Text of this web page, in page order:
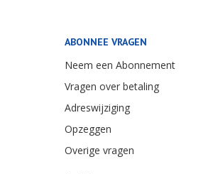
ABONNEE VRAGEN
Neem een Abonnement
Vragen over betaling
Adreswijziging
Opzeggen
Overige vragen